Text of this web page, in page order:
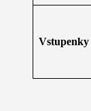
Vstupenky